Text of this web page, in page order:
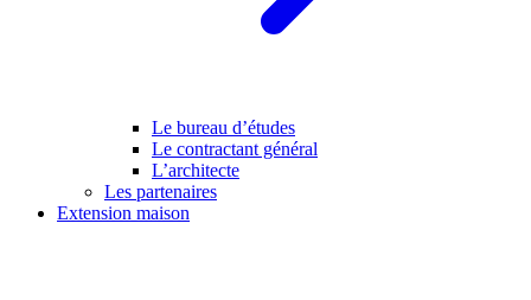
Le bureau d’études
Le contractant général
L’architecte
Les partenaires
Extension maison